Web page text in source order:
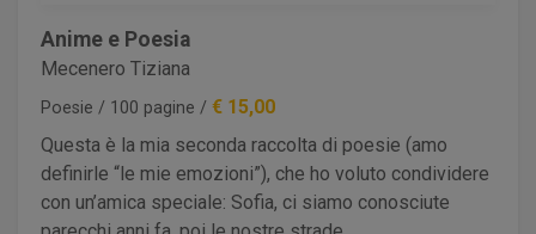
Anime e Poesia
Mecenero Tiziana
Poesie / 100 pagine /€ 15,00
Questa è la mia seconda raccolta di poesie (amo
definirle “le mie emozioni”), che ho voluto condividere
con un’amica speciale: Sofia, ci siamo conosciute